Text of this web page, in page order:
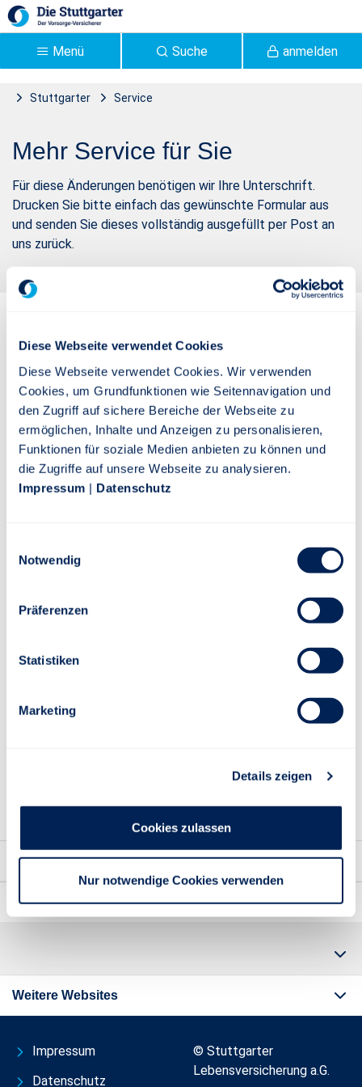
Diese Webseite verwendet Cookies
Diese Webseite verwendet Cookies. Wir verwenden
Cookies, um Grundfunktionen wie Seitennavigation und
den Zugriff auf sichere Bereiche der Webseite zu
ermöglichen, Inhalte und Anzeigen zu personalisieren,
Funktionen für soziale Medien anbieten zu können und
die Zugriffe auf unsere Webseite zu analysieren.
Impressum | Datenschutz
Notwendig
Präferenzen
Statistiken
Marketing
Details zeigen
Cookies zulassen
Nur notwendige Cookies verwenden
Zum Hauptinhalt springen
anmelden
Suche
Menü
Stuttgarter
Service
Versicherung - Stuttgarter
Mehr Service für Sie
Für diese Änderungen benötigen wir Ihre Unterschrift.
Drucken Sie bitte einfach das gewünschte Formular aus
und senden Sie dieses vollständig ausgefüllt per Post an
uns zurück.
Telefon: 0711 665-0
Telefax: 0711 665-1516
Montag bis Freitag von 8 bis 20 Uhr
E-Mail: info@stuttgarter.de
Schaden-Hotline: 0711 665-2233
70197 Stuttgart
Gesundheitserklärung
Kontakt
Wichtige Informationen
Weitere Websites
Impressum
Datenschutz
© Stuttgarter
Lebensversicherung a.G.